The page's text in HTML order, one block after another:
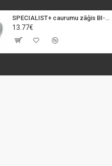
SPECIALIST+ caurumu zāģis BI-METAL, 92 mm
13.77€